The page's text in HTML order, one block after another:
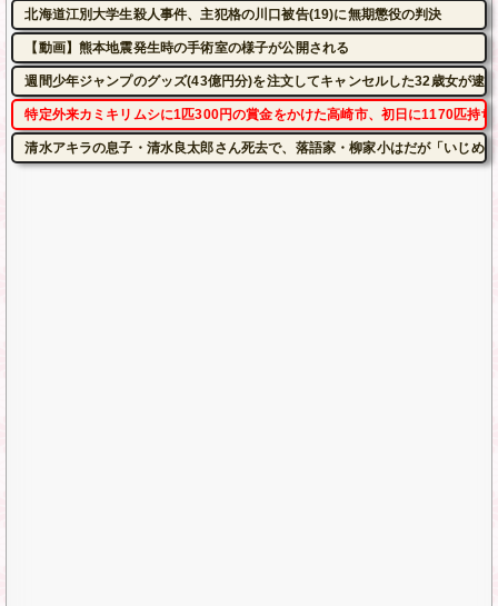
北海道江別大学生殺人事件、主犯格の川口被告(19)に無期懲役の判決
【動画】熊本地震発生時の手術室の様子が公開される
週間少年ジャンプのグッズ(43億円分)を注文してキャンセルした32歳女が逮捕
特定外来カミキリムシに1匹300円の賞金をかけた高崎市、初日に1170匹持ち
清水アキラの息子・清水良太郎さん死去で、落語家・柳家小はだが「いじめ